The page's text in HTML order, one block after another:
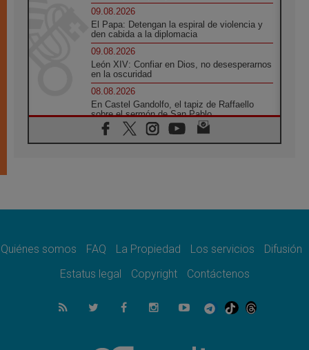
09.08.2026
El Papa: Detengan la espiral de violencia y
den cabida a la diplomacia
09.08.2026
León XIV: Confiar en Dios, no desesperarnos
en la oscuridad
08.08.2026
En Castel Gandolfo, el tapiz de Raffaello
sobre el sermón de San Pablo
08.08.2026
En Colombia, «la paz no se compra con una
08.08.2026
08.08.2026
del Buen Consejo de Genazzano
Filipinas: el Vicariato Apostólico de Calapán
se convierte en diócesis
Honduras: Los desplazados invisibles de una
Quiénes somos FAQ La Propiedad Los servicios
Difusión
Estatus legal
Copyright Contáctenos